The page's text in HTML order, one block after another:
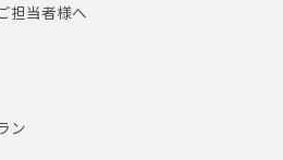
担当者様へ
ン